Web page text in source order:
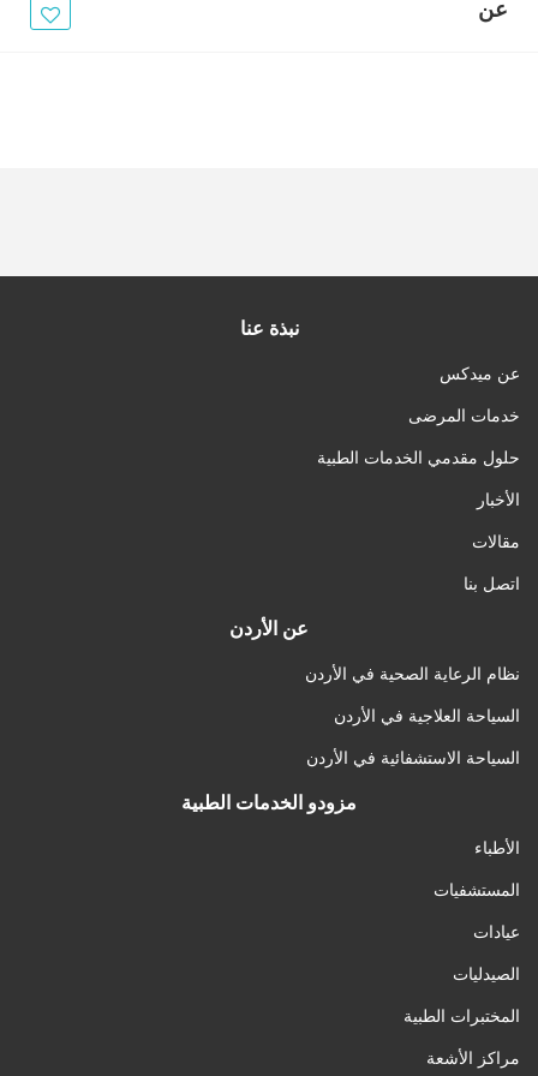
عن
نبذة عنا
عن ميدكس
خدمات المرضى
حلول مقدمي الخدمات الطبية
الأخبار
مقالات
اتصل بنا
عن الأردن
نظام الرعاية الصحية في الأردن
السياحة العلاجية في الأردن
السياحة الاستشفائية في الأردن
مزودو الخدمات الطبية
الأطباء
المستشفيات
عيادات
الصيدليات
المختبرات الطبية
مراكز الأشعة